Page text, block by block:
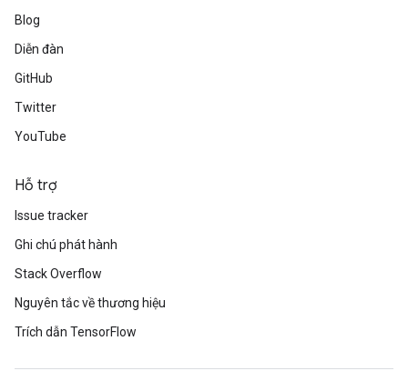
Blog
Diễn đàn
GitHub
Twitter
YouTube
Hỗ trợ
Issue tracker
Ghi chú phát hành
Stack Overflow
Nguyên tắc về thương hiệu
Trích dẫn TensorFlow